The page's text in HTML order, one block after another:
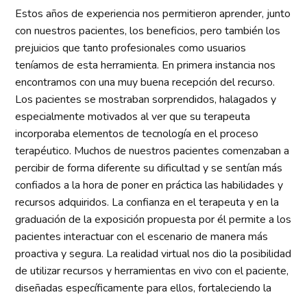
Estos años de experiencia nos permitieron aprender, junto
con nuestros pacientes, los beneficios, pero también los
prejuicios que tanto profesionales como usuarios
teníamos de esta herramienta. En primera instancia nos
encontramos con una muy buena recepción del recurso.
Los pacientes se mostraban sorprendidos, halagados y
especialmente motivados al ver que su terapeuta
incorporaba elementos de tecnología en el proceso
terapéutico. Muchos de nuestros pacientes comenzaban a
percibir de forma diferente su dificultad y se sentían más
confiados a la hora de poner en práctica las habilidades y
recursos adquiridos. La confianza en el terapeuta y en la
graduación de la exposición propuesta por él permite a los
pacientes interactuar con el escenario de manera más
proactiva y segura. La realidad virtual nos dio la posibilidad
de utilizar recursos y herramientas en vivo con el paciente,
diseñadas específicamente para ellos, fortaleciendo la